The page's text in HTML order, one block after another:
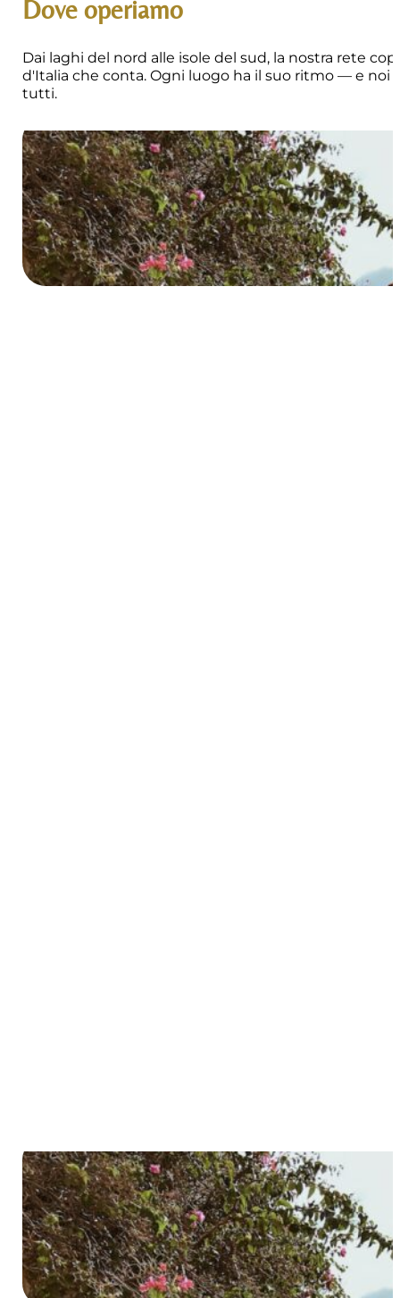
Dove operiamo
Dai laghi del nord alle isole del sud, la nostra rete
d'Italia che conta. Ogni luogo ha il suo ritmo — e noi
tutti.